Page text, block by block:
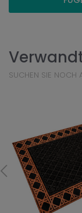
SUCHEN SIE NOCH